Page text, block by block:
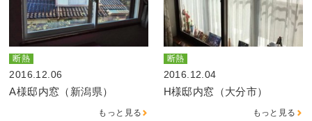
断熱
2016.12.06
A様邸内窓（新潟県）
もっと見る
断熱
2016.12.04
H様邸内窓（大分市）
もっと見る